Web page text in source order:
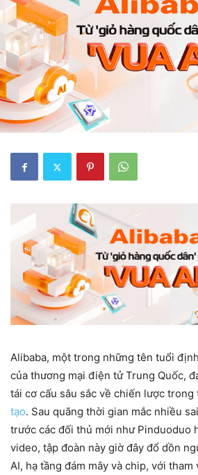
Alibaba, một trong những tên tuổi
của thương mại điện tử Trung Quốc,
tái cơ cấu sâu sắc về chiến lược trong
tạo. Sau quãng thời gian mắc nhiều
trước các đối thủ mới như Pinduoduo
video, tập đoàn này giờ đây đổ dồn
AI, hạ tầng đám mây và chip, với